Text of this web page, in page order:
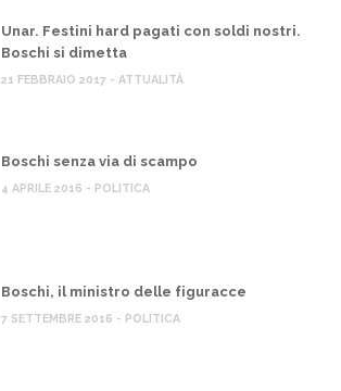
Unar. Festini hard pagati con soldi nostri.
Boschi si dimetta
21 FEBBRAIO 2017 - ATTUALITÀ
Boschi senza via di scampo
4 APRILE 2016 - POLITICA
Boschi, il ministro delle figuracce
7 SETTEMBRE 2016 - POLITICA